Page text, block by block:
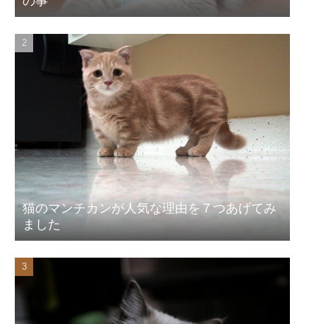
猫のマンチカンが人気な理由を７つあげてみ
ました